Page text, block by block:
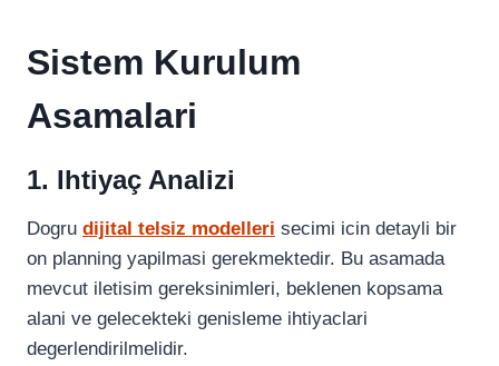
Sistem Kurulum
Asamalari
1. Ihtiyaç Analizi
Dogru dijital telsiz modelleri secimi icin detayli bir
on planning yapilmasi gerekmektedir. Bu asamada
mevcut iletisim gereksinimleri, beklenen kopsama
alani ve gelecekteki genisleme ihtiyaclari
degerlendirilmelidir.